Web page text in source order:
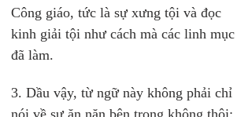
Công giáo, tức là sự xưng tội và đọc
kinh giải tội như cách mà các linh mục
đã làm.
3. Dầu vậy, từ ngữ này không phải chỉ
nói về sự ăn năn bên trong không thôi: